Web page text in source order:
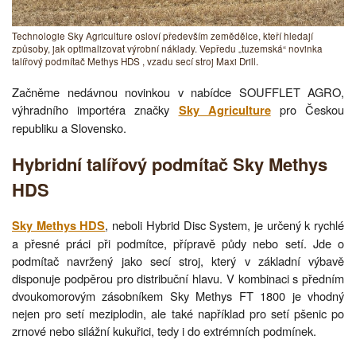
Technologie Sky Agriculture osloví především zemědělce, kteří hledají
způsoby, jak optimalizovat výrobní náklady. Vepředu „tuzemská“ novinka
talířový podmítač Methys HDS , vzadu secí stroj Maxi Drill.
Začněme nedávnou novinkou v nabídce SOUFFLET AGRO,
výhradního importéra značky Sky Agriculturepro Českou
republiku a Slovensko.
Hybridní talířový podmítač Sky Methys
HDS
Sky Methys HDS, neboli Hybrid Disc System, je určený k rychlé
a přesné práci při podmítce, přípravě půdy nebo setí. Jde o
podmítač navržený jako secí stroj, který v základní výbavě
disponuje podpěrou pro distribuční hlavu. V kombinaci s předním
dvoukomorovým zásobníkem Sky Methys FT 1800 je vhodný
nejen pro setí meziplodin, ale také například pro setí pšenic po
zrnové nebo silážní kukuřici, tedy i do extrémních podmínek.